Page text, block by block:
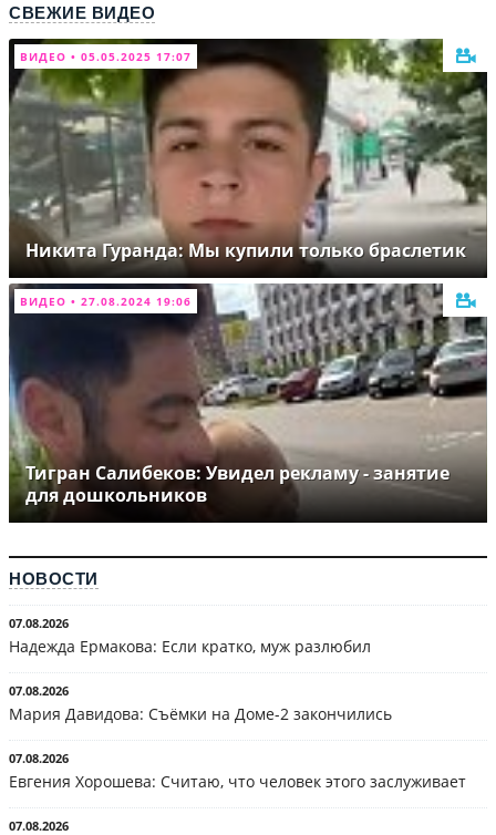
СВЕЖИЕ ВИДЕО
ВИДЕО • 05.05.2025 17:07
Никита Гуранда: Мы купили только браслетик
ВИДЕО • 27.08.2024 19:06
Тигран Салибеков: Увидел рекламу - занятие
для дошкольников
НОВОСТИ
07.08.2026
Надежда Ермакова: Если кратко, муж разлюбил
07.08.2026
Мария Давидова: Съёмки на Доме-2 закончились
07.08.2026
Евгения Хорошева: Считаю, что человек этого заслуживает
07.08.2026